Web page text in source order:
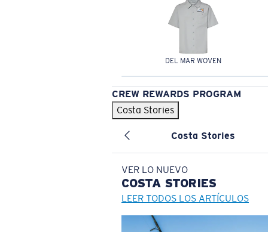
DEL MAR WOVEN
CREW REWARDS PROGRAM
Costa Stories
Costa Stories
VER LO NUEVO
COSTA STORIES
LEER TODOS LOS ARTÍCULOS